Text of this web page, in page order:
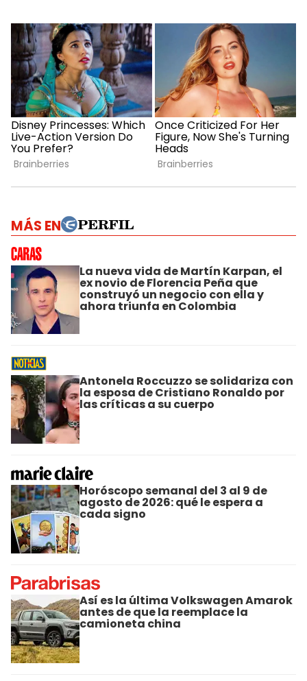
MÁS EN
La nueva vida de Martín Karpan, el
ex novio de Florencia Peña que
construyó un negocio con ella y
ahora triunfa en Colombia
Antonela Roccuzzo se solidariza con
la esposa de Cristiano Ronaldo por
las críticas a su cuerpo
Horóscopo semanal del 3 al 9 de
agosto de 2026: qué le espera a
cada signo
Así es la última Volkswagen Amarok
antes de que la reemplace la
camioneta china